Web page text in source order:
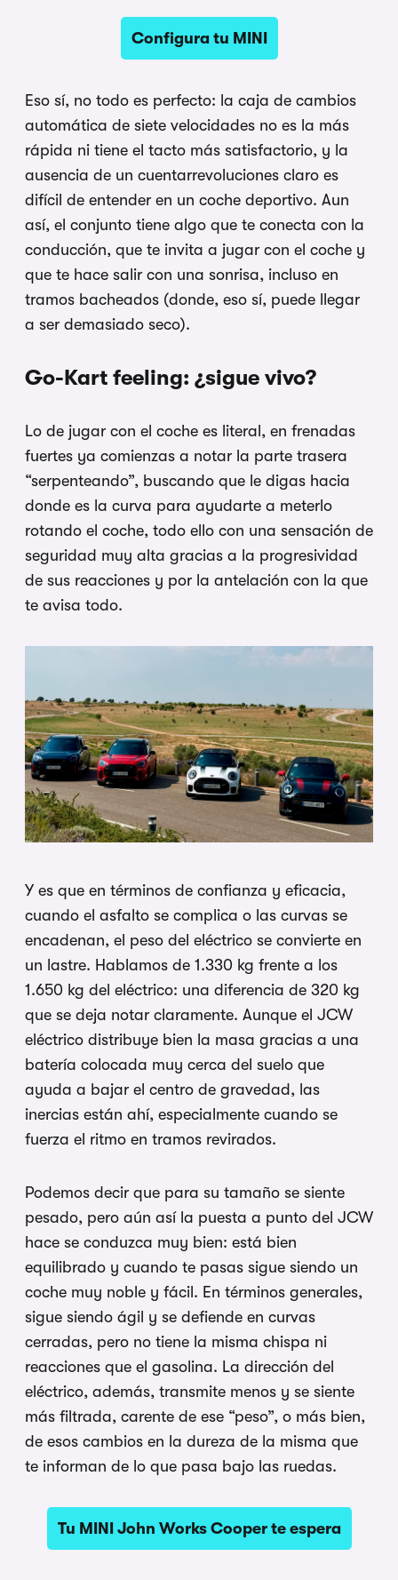
Configura tu MINI
Eso sí, no todo es perfecto: la caja de cambios
automática de siete velocidades no es la más
rápida ni tiene el tacto más satisfactorio, y la
ausencia de un cuentarrevoluciones claro es
difícil de entender en un coche deportivo. Aun
así, el conjunto tiene algo que te conecta con la
conducción, que te invita a jugar con el coche y
que te hace salir con una sonrisa, incluso en
tramos bacheados (donde, eso sí, puede llegar
a ser demasiado seco).
Go-Kart feeling: ¿sigue vivo?
Lo de jugar con el coche es literal, en frenadas
fuertes ya comienzas a notar la parte trasera
“serpenteando”, buscando que le digas hacia
donde es la curva para ayudarte a meterlo
rotando el coche, todo ello con una sensación de
seguridad muy alta gracias a la progresividad
de sus reacciones y por la antelación con la que
te avisa todo.
Y es que en términos de confianza y eficacia,
cuando el asfalto se complica o las curvas se
encadenan, el peso del eléctrico se convierte en
un lastre. Hablamos de 1.330 kg frente a los
1.650 kg del eléctrico: una diferencia de 320 kg
que se deja notar claramente. Aunque el JCW
eléctrico distribuye bien la masa gracias a una
batería colocada muy cerca del suelo que
ayuda a bajar el centro de gravedad, las
inercias están ahí, especialmente cuando se
fuerza el ritmo en tramos revirados.
Podemos decir que para su tamaño se siente
pesado, pero aún así la puesta a punto del JCW
hace se conduzca muy bien: está bien
equilibrado y cuando te pasas sigue siendo un
coche muy noble y fácil. En términos generales,
sigue siendo ágil y se defiende en curvas
cerradas, pero no tiene la misma chispa ni
reacciones que el gasolina. La dirección del
eléctrico, además, transmite menos y se siente
más filtrada, carente de ese “peso”, o más bien,
de esos cambios en la dureza de la misma que
te informan de lo que pasa bajo las ruedas.
Tu MINI John Works Cooper te espera